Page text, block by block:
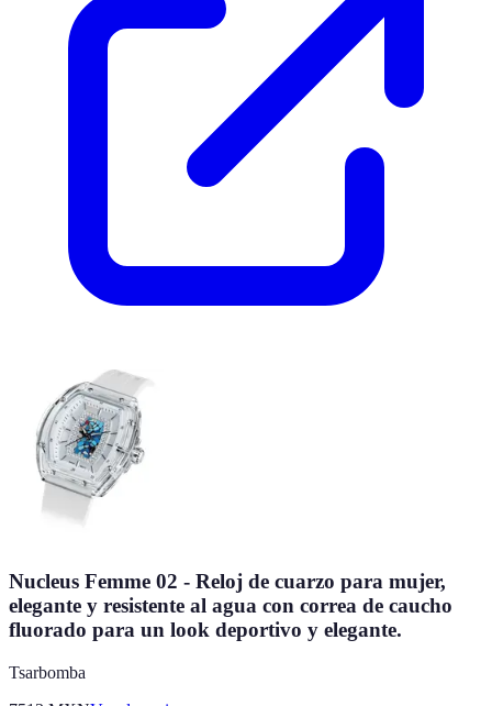
Nucleus Femme 02 - Reloj de cuarzo para mujer,
elegante y resistente al agua con correa de caucho
fluorado para un look deportivo y elegante.
Tsarbomba